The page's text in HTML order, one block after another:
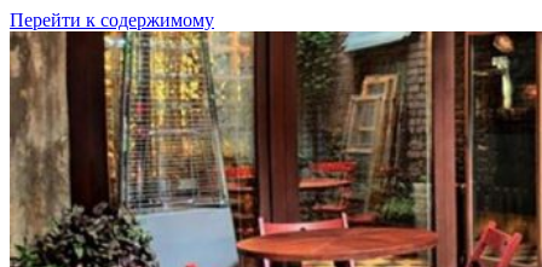
Перейти к содержимому